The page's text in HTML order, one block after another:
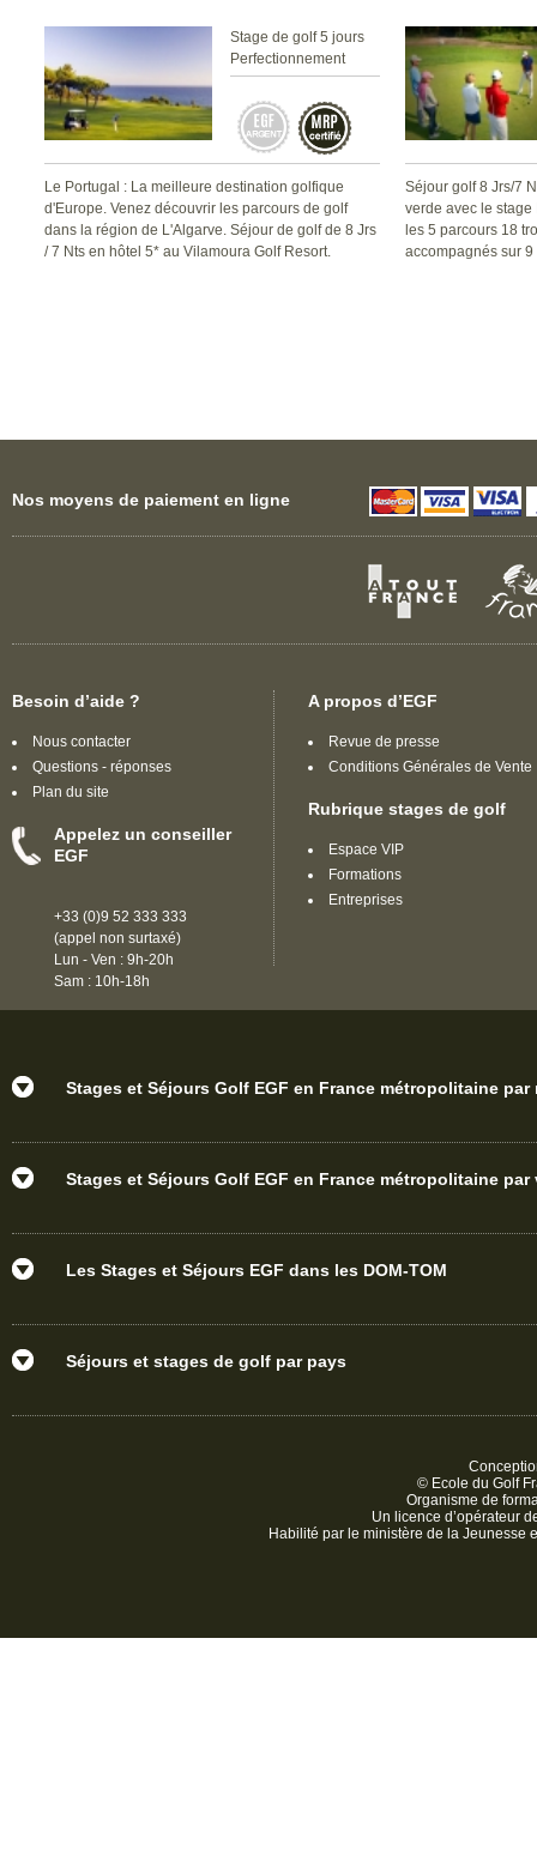
Stage de golf 5 jours
Perfectionnement
Le Portugal : La meilleure destination golfique
d'Europe. Venez découvrir les parcours de golf
dans la région de L'Algarve. Séjour de golf de 8 Jrs
/ 7 Nts en hôtel 5* au Vilamoura Golf Resort.
Séjour golf 8 Jrs/7
verde avec le stage
les 5 parcours 18
accompagnés sur 9
Nos moyens de paiement en ligne
Besoin d’aide ?
Nous contacter
Questions - réponses
Plan du site
Appelez un conseiller
EGF
+33 (0)9 52 333 333
(appel non surtaxé)
Lun - Ven : 9h-20h
Sam : 10h-18h
A propos d’EGF
Revue de presse
Conditions Générales de Vente
Rubrique stages de golf
Espace VIP
Formations
Entreprises
Stages et Séjours Golf EGF en France métropolitaine par
Stages et Séjours Golf EGF en France métropolitaine par
Les Stages et Séjours EGF dans les DOM-TOM
Séjours et stages de golf par pays
© Ecole du Golf
Organisme de
Un licence d’opérateur
Habilité par le ministère de la Jeunesse